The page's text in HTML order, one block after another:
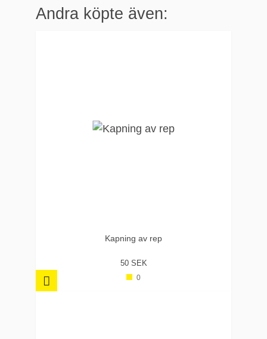
Andra köpte även:
Kapning av rep
50 SEK
0